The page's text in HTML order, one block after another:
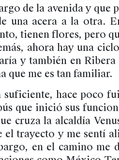
de la avenida y que
una acera a la otra.
tienen flores, pero
ahora hay una
y también en Ribera
que me es tan familiar.
hace poco
que inició sus
cruza la alcaldía
trayecto y me sentí
en el camino me